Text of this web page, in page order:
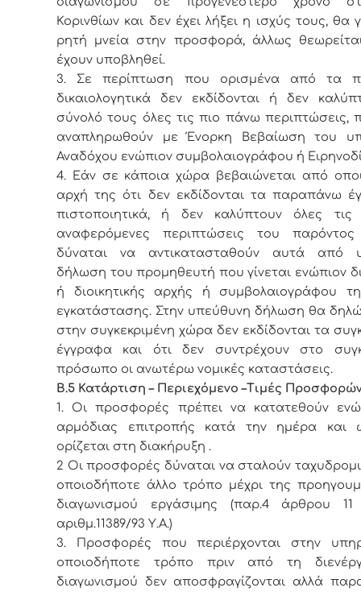
Κορινθίων και δεν έχει λήξει η ισχύς τους, θα
ρητή μνεία στην προσφορά, άλλως
έχουν υποβληθεί.
3. Σε περίπτωση που ορισμένα από τα
δικαιολογητικά δεν εκδίδονται ή δεν
σύνολό τους όλες τις πιο πάνω περιπτώσεις,
αναπληρωθούν με Ένορκη Βεβαίωση του
Αναδόχου ενώπιον συμβολαιογράφου ή
4. Εάν σε κάποια χώρα βεβαιώνεται από
αρχή της ότι δεν εκδίδονται τα παραπάνω
πιστοποιητικά, ή δεν καλύπτουν όλες
αναφερόμενες περιπτώσεις του
δύναται να αντικατασταθούν αυτά από
δήλωση του προμηθευτή που γίνεται ενώπιον
ή διοικητικής αρχής ή συμβολαιογράφου
εγκατάστασης. Στην υπεύθυνη δήλωση θα
στην συγκεκριμένη χώρα δεν εκδίδονται τα
έγγραφα και ότι δεν συντρέχουν στο
πρόσωπο οι ανωτέρω νομικές καταστάσεις.
Β.5 Κατάρτιση – Περιεχόμενο –Τιμές
1. Οι προσφορές πρέπει να κατατεθούν
αρμόδιας επιτροπής κατά την ημέρα
ορίζεται στη διακήρυξη .
2 Οι προσφορές δύναται να σταλούν
οποιοδήποτε άλλο τρόπο μέχρι της
διαγωνισμού εργάσιμης (παρ.4 άρθρου
αριθμ.11389/93 Υ.Α.)
3. Προσφορές που περιέρχονται στην
οποιοδήποτε τρόπο πριν από τη
διαγωνισμού δεν αποσφραγίζονται αλλά